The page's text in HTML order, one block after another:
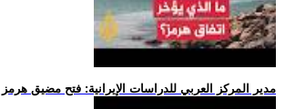
.. مدير المركز العربي للدراسات الإيرانية: فتح مضيق